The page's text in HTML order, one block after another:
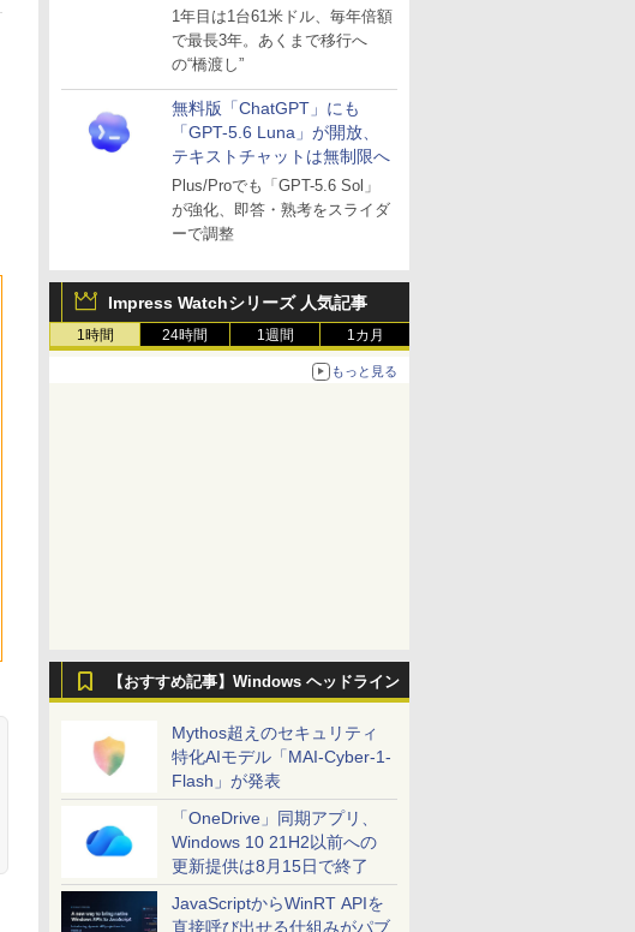
～ESUは9月1日から販売
1年目は1台61米ドル、毎年倍額
で最長3年。あくまで移行へ
の“橋渡し”
無料版「ChatGPT」にも
「GPT-5.6 Luna」が開放、
テキストチャットは無制限へ
Plus/Proでも「GPT-5.6 Sol」
が強化、即答・熟考をスライダ
ーで調整
Impress Watchシリーズ 人気記事
1時間 24時間 1週間 1カ月
もっと見る
【おすすめ記事】Windows ヘッドライン
Mythos超えのセキュリティ
特化AIモデル「MAI-Cyber-1-
Flash」が発表
「OneDrive」同期アプリ、
Windows 10 21H2以前への
更新提供は8月15日で終了
JavaScriptからWinRT APIを
直接呼び出せる仕組みがパブ